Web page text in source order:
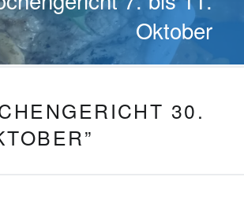
Oktober
30.
”